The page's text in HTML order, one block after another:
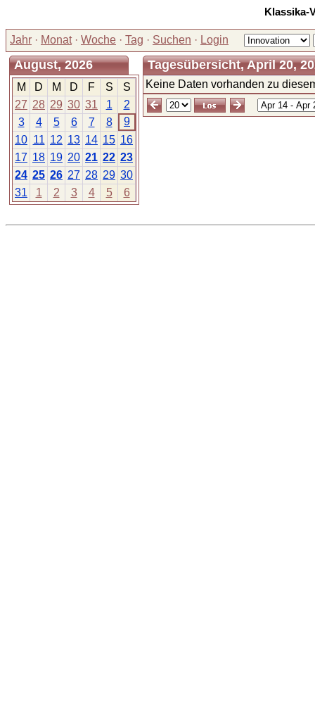
Klassika-
Jahr · Monat· Woche · Tag · Suchen · Login
August, 2026
M D M D F S
S
27 28 29 30 31 1
2
3
4 5 6 7 8
9
10 11 12 13 14 15 16
17 18 19 20 21 22 23
24 25 26 27 28 29 30
31
1 2 3 4 5 6
Tagesübersicht, April 20,
Keine Daten vorhanden zu